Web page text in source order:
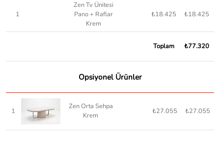
1
Zen Tv Ünitesi
Pano + Raflar
Krem
₺18.425 ₺18.425
Toplam ₺77.320
Opsiyonel Ürünler
1
Zen Orta Sehpa
Krem
₺27.055 ₺27.055